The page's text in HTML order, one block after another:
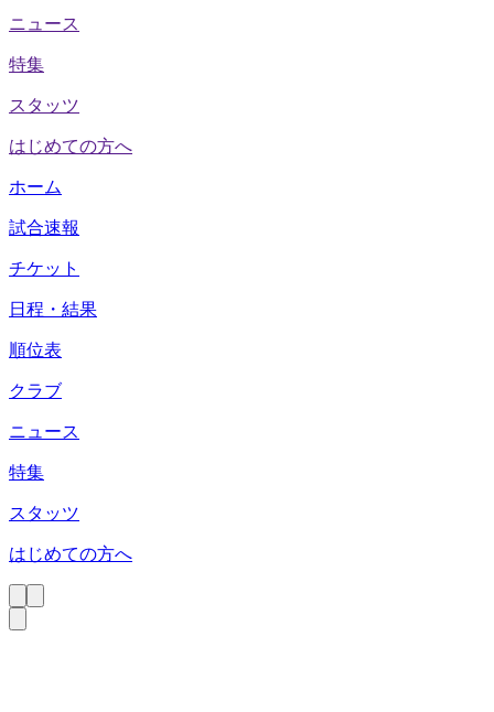
ニュース
特集
スタッツ
はじめての方へ
ホーム
試合速報
チケット
日程・結果
順位表
クラブ
ニュース
特集
スタッツ
はじめての方へ